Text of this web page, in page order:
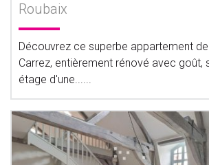
Roubaix
Découvrez ce superbe appartement
Carrez, entièrement rénové avec goût,
étage d'une......